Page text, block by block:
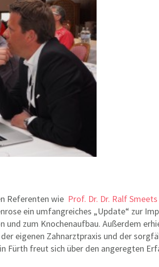
Referenten wie Prof. Dr. Dr. Ralf
ein umfangreiches „Update“ zur
und zum Knochenaufbau. Außerdem
eigenen Zahnarztpraxis und der
Fürth freut sich über den angeregten